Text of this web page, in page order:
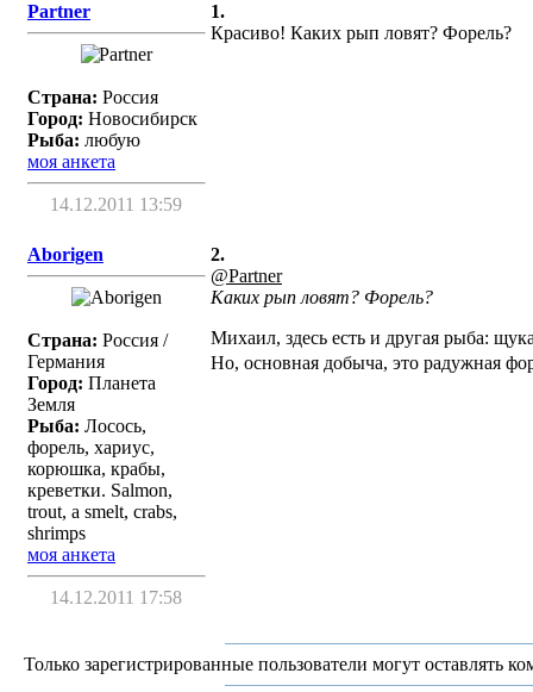
Partner
Страна: Россия
Город: Новосибирск
Рыба: любую
моя анкета
14.12.2011 13:59
1.
Красиво! Каких рып ловят? Форель?
Aborigen
Страна: Россия /
Германия
Город: Планета
Земля
Рыба: Лосось,
форель, хариус,
корюшка, крабы,
креветки. Salmon,
trout, a smelt, crabs,
shrimps
моя анкета
14.12.2011 17:58
2.
@Partner
Каких рып ловят? Форель?
Михаил, здесь есть и другая рыба:
Но, основная добыча, это радужная
Только зарегистрированные пользователи могут оставлять